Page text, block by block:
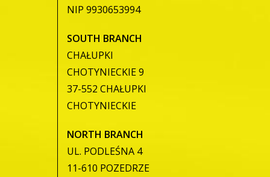
NIP 9930653994
SOUTH BRANCH
CHAŁUPKI
CHOTYNIECKIE 9
37-552 CHAŁUPKI
CHOTYNIECKIE
NORTH BRANCH
UL. PODLEŚNA 4
11-610 POZEDRZE